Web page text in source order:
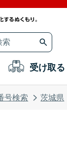
受け取る
号検索 茨城県